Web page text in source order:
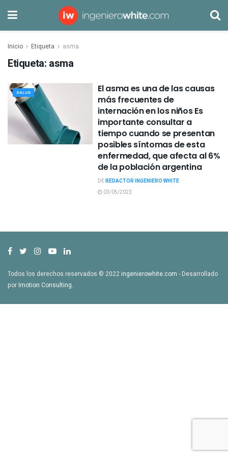
Inicio Etiqueta asma
Etiqueta: asma
SALUD
El asma es una de las causas
más frecuentes de
internación en los niños Es
importante consultar a
tiempo cuando se presentan
posibles síntomas de esta
enfermedad, que afecta al 6%
de la población argentina
DEREDACTOR INGENIERO WHITE
03/05/2023
Todos los derechos reservados © 2022ingenierowhite.com - Desarrollado
porImotion Consulting.